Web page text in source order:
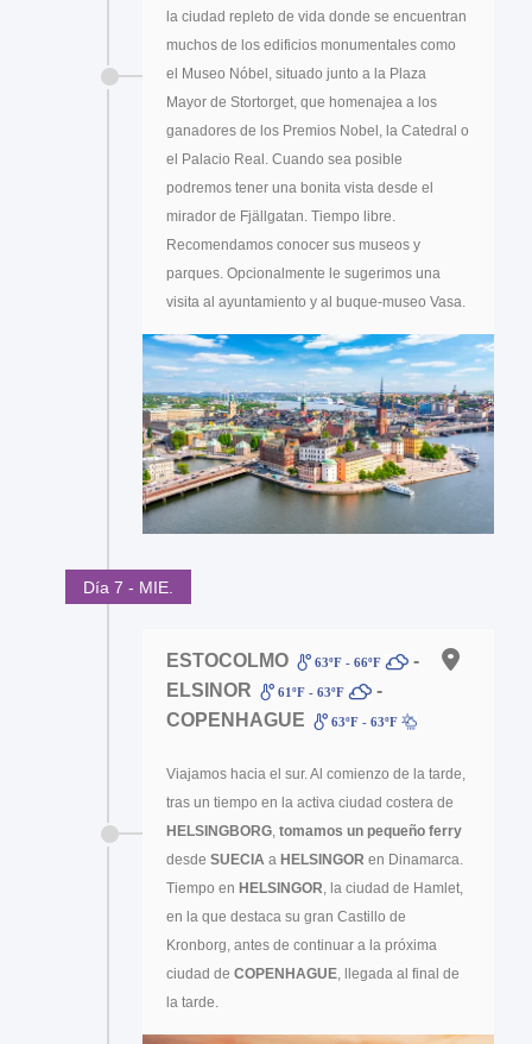
la ciudad repleto de vida donde se encuentran
muchos de los edificios monumentales como
el Museo Nóbel, situado junto a la Plaza
Mayor de Stortorget, que homenajea a los
ganadores de los Premios Nobel, la Catedral o
el Palacio Real. Cuando sea posible
podremos tener una bonita vista desde el
mirador de Fjällgatan. Tiempo libre.
Recomendamos conocer sus museos y
parques. Opcionalmente le sugerimos una
visita al ayuntamiento y al buque-museo Vasa.
Día 7 - MIE.
ESTOCOLMO 63ºF - 66ºF
-
ELSINOR
61ºF - 63ºF
-
COPENHAGUE
63ºF - 63ºF
Viajamos hacia el sur. Al comienzo de la tarde,
tras un tiempo en la activa ciudad costera de
HELSINGBORG, tomamos un pequeño ferry
desde SUECIA a HELSINGOR en Dinamarca.
Tiempo en HELSINGOR, la ciudad de Hamlet,
en la que destaca su gran Castillo de
Kronborg, antes de continuar a la próxima
ciudad de COPENHAGUE, llegada al final de
la tarde.